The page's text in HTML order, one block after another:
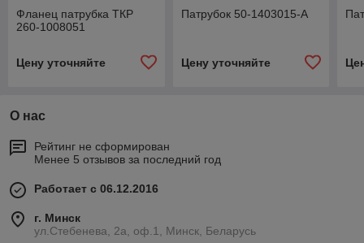
Фланец патрубка ТКР
260-1008051
Цену уточняйте
Патрубок 50-1403015-А
Цену уточняйте
О нас
Рейтинг не сформирован
Менее 5 отзывов за последний год
Работает с 06.12.2016
г. Минск
ул.Стебенева, 2а, оф.1, Минск, Беларусь